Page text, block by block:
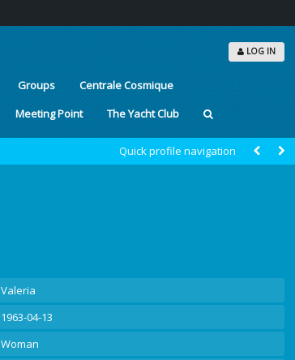
LOG IN
Groups
Centrale Cosmique
Meeting Point The Yacht Club
Quick profile navigation
Valeria
1963-04-13
Woman